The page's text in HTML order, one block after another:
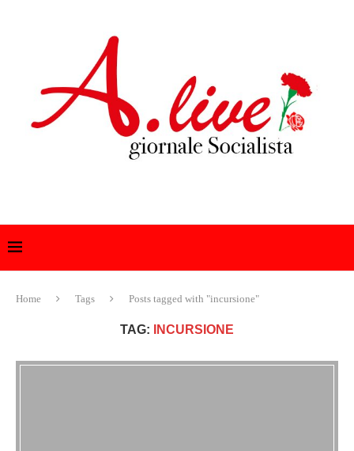
Home Tags Posts tagged with "incursione"
TAG: INCURSIONE